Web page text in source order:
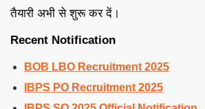
तैयारी अभी से शुरू कर दें।
Recent Notification
BOB LBO Recruitment 2025
IBPS PO Recruitment 2025